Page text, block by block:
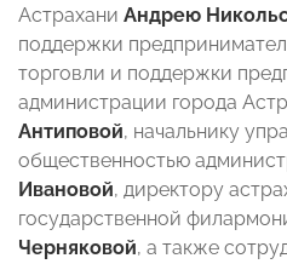
Астрахани Андрею
поддержки
торговли и поддержки
администрации города
Антиповой, начальнику
общественностью
Ивановой, директору
государственной
Черняковой, а также